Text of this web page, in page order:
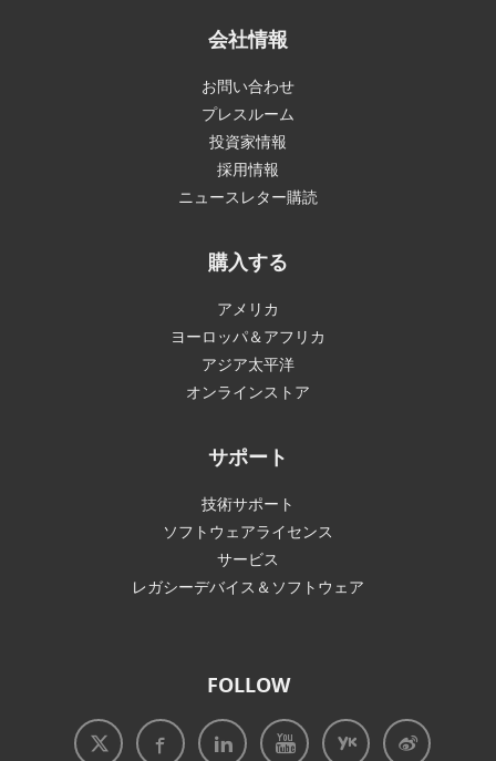
会社情報
お問い合わせ
プレスルーム
投資家情報
採用情報
ニュースレター購読
購入する
アメリカ
ヨーロッパ＆アフリカ
アジア太平洋
オンラインストア
サポート
技術サポート
ソフトウェアライセンス
サービス
レガシーデバイス＆ソフトウェア
FOLLOW